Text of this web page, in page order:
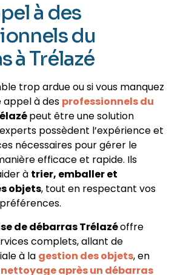
à des
du
à Trélazé
trop ardue ou si vous manquez
à des professionnels du
peut être une solution
possèdent l’expérience et
nécessaires pour gérer le
efficace et rapide. Ils
à trier, emballer et
objets, tout en respectant vos
de débarras Trélazéoffre
complets, allant de
à la gestion des objets, en
nettoyage après un débarras